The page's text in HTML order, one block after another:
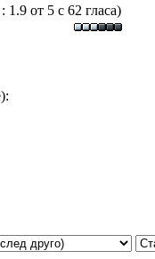
от 5 с 62 гласа)